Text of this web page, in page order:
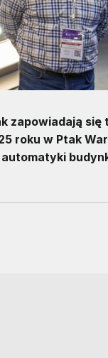
zapowiadają się
roku w Ptak